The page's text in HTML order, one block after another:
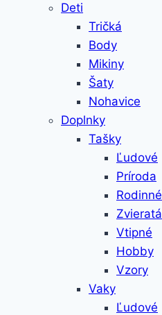
Deti
Tričká
Body
Mikiny
Šaty
Nohavice
Doplnky
Tašky
Ľudové
Príroda
Rodinné
Zvieratá
Vtipné
Hobby
Vzory
Vaky
Ľudové